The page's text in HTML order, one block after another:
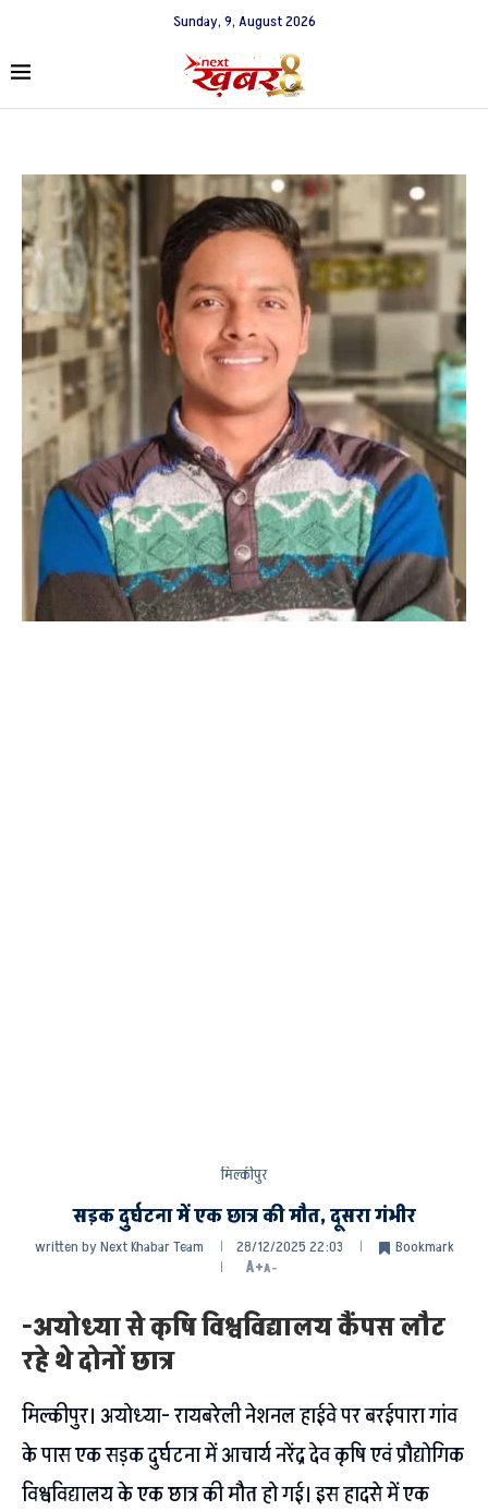
Sunday, 9, August 2026
मिल्कीपुर
सड़क दुर्घटना में एक छात्र की मौत, दूसरा गंभीर
written byNext Khabar Team 28/12/2025 22:03
Bookmark
A+A-
-अयोध्या से कृषि विश्वविद्यालय कैंपस लौट
रहे थे दोनों छात्र
मिल्कीपुर। अयोध्या- रायबरेली नेशनल हाईवे पर बरईपारा गांव
के पास एक सड़क दुर्घटना में आचार्य नरेंद्र देव कृषि एवं प्रौद्योगिक
विश्वविद्यालय के एक छात्र की मौत हो गई। इस हादसे में एक